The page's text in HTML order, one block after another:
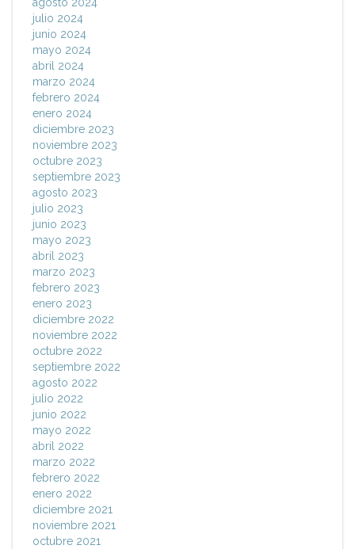
agosto 2024
julio 2024
junio 2024
mayo 2024
abril 2024
marzo 2024
febrero 2024
enero 2024
diciembre 2023
noviembre 2023
octubre 2023
septiembre 2023
agosto 2023
julio 2023
junio 2023
mayo 2023
abril 2023
marzo 2023
febrero 2023
enero 2023
diciembre 2022
noviembre 2022
octubre 2022
septiembre 2022
agosto 2022
julio 2022
junio 2022
mayo 2022
abril 2022
marzo 2022
febrero 2022
enero 2022
diciembre 2021
noviembre 2021
octubre 2021